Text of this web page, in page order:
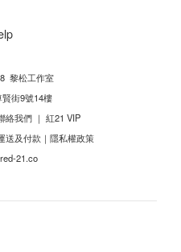
黎松工作室
街9號14樓
絡我們 ｜ 紅21 VIP
送及付款 ｜ 隱私權政策
21.co